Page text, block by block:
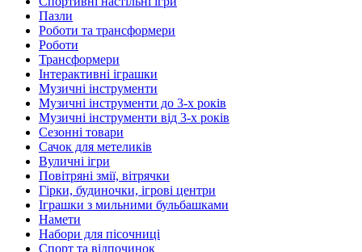
Пазли
Роботи та трансформери
Роботи
Трансформери
Інтерактивні іграшки
Музичні інструменти
Музичні інструменти до 3-х років
Музичні інструменти від 3-х років
Сезонні товари
Сачок для метеликів
Вуличні ігри
Повітряні змії, вітрячки
Гірки, будиночки, ігрові центри
Іграшки з мильними бульбашками
Намети
Набори для пісочниці
Спорт та відпочинок